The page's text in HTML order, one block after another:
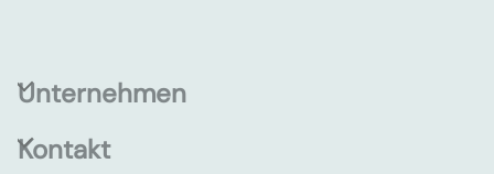
Unternehmen
Kontakt